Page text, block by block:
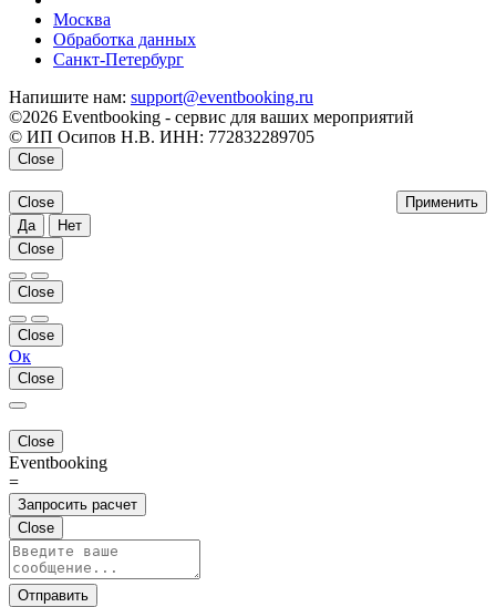
Москва
Обработка данных
Санкт-Петербург
Напишите нам: support@eventbooking.ru
©2026 Eventbooking - сервис для ваших мероприятий
© ИП Осипов Н.В. ИНН: 772832289705
Close
Применить
Close
Да
Нет
Close
Close
Close
Ок
Close
Close
Eventbooking
=
Запросить расчет
Close
Отправить